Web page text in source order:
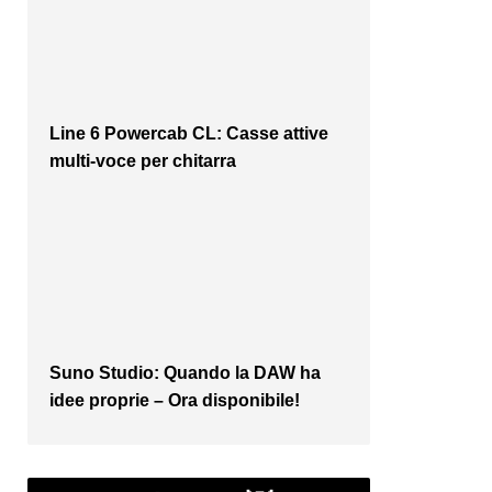
Line 6 Powercab CL: Casse attive
multi-voce per chitarra
Suno Studio: Quando la DAW ha
idee proprie – Ora disponibile!